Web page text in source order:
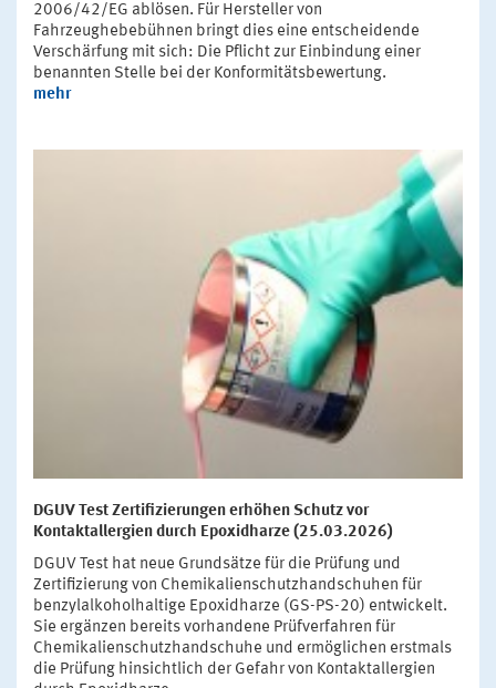
2006/42/EG ablösen. Für Hersteller von
Fahrzeughebebühnen bringt dies eine entscheidende
Verschärfung mit sich: Die Pflicht zur Einbindung einer
benannten Stelle bei der Konformitätsbewertung.
mehr
DGUV Test Zertifizierungen erhöhen Schutz vor
Kontaktallergien durch Epoxidharze (25.03.2026)
DGUV Test hat neue Grundsätze für die Prüfung und
Zertifizierung von Chemikalienschutzhandschuhen für
benzylalkoholhaltige Epoxidharze (GS-PS-20) entwickelt.
Sie ergänzen bereits vorhandene Prüfverfahren für
Chemikalienschutzhandschuhe und ermöglichen erstmals
die Prüfung hinsichtlich der Gefahr von Kontaktallergien